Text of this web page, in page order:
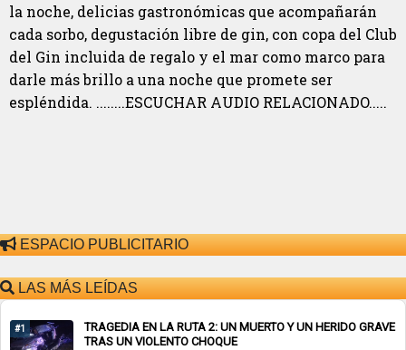
la noche, delicias gastronómicas que acompañarán
cada sorbo, degustación libre de gin, con copa del Club
del Gin incluida de regalo y el mar como marco para
darle más brillo a una noche que promete ser
espléndida. ........ESCUCHAR AUDIO RELACIONADO.....
ESPACIO PUBLICITARIO
LAS MÁS LEÍDAS
#1
TRAGEDIA EN LA RUTA 2: UN MUERTO Y UN HERIDO GRAVE
TRAS UN VIOLENTO CHOQUE